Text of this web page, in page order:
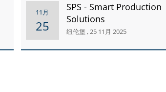
11月
25
SPS - Smart Production
Solutions
纽伦堡 , 25 11月 2025